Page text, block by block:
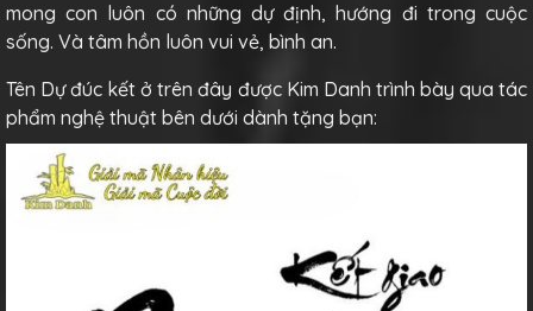
mong con luôn có những dự định, hướng đi trong cuộc
sống. Và tâm hồn luôn vui vẻ, bình an.
Tên Dự đúc kết ở trên đây được Kim Danh trình bày qua tác
phẩm nghệ thuật bên dưới dành tặng bạn: